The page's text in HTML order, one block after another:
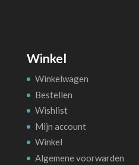
Winkel
Winkelwagen
Bestellen
Wishlist
Mijn account
Winkel
Algemene voorwarden